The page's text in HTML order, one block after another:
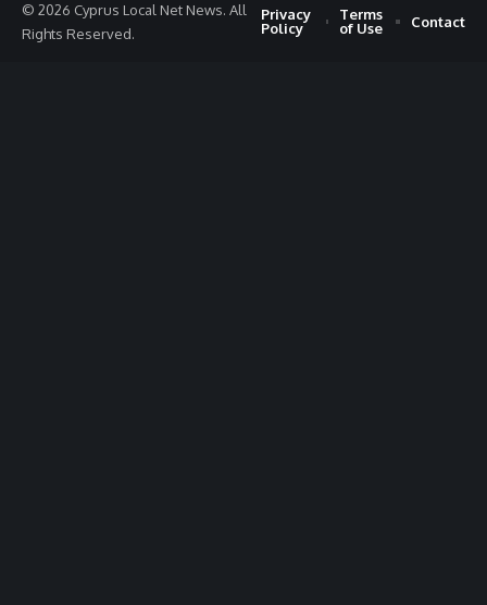
© 2026 Cyprus Local Net News. All
Rights Reserved.
Privacy
Policy
Terms
of Use
Contact